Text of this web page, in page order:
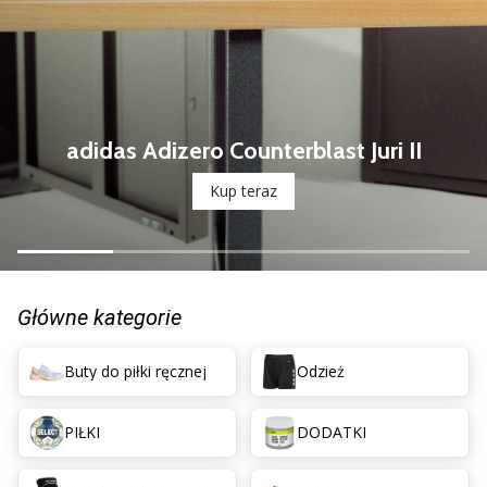
nowe
Accelerate
NITRO
Odkryj
techniczne
i
się,
warto…
adidas Adizero Counterblast Juri II
Kup teraz
Główne kategorie
Buty do piłki ręcznej Odzież
PIŁKI DODATKI